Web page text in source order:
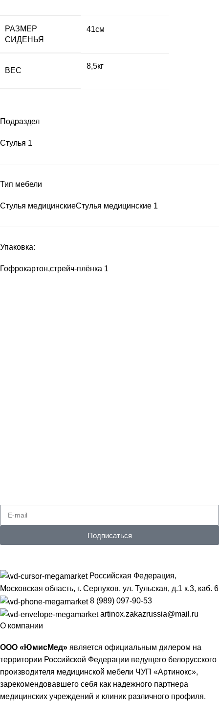
Подраздел
Стулья 1
Тип мебели
Стулья медицинскиеСтулья медицинские 1
Упаковка:
Гофрокартон,стрейч-плёнка 1
РАЗМЕР
СИДЕНЬЯ
41см
ВЕС
8,5кг
Подписаться
Российская Федерация,
Московская область, г. Серпухов, ул. Тульская, д.1 к.3, каб. 6
8 (989) 097-90-53
artinox.zakazrussia@mail.ru
О компании
ООО «ЮмисМед» является официальным дилером на
территории Российской Федерации ведущего белорусского
производителя медицинской мебели ЧУП «Артинокс»,
зарекомендовавшего себя как надежного партнера
медицинских учреждений и клиник различного профиля.